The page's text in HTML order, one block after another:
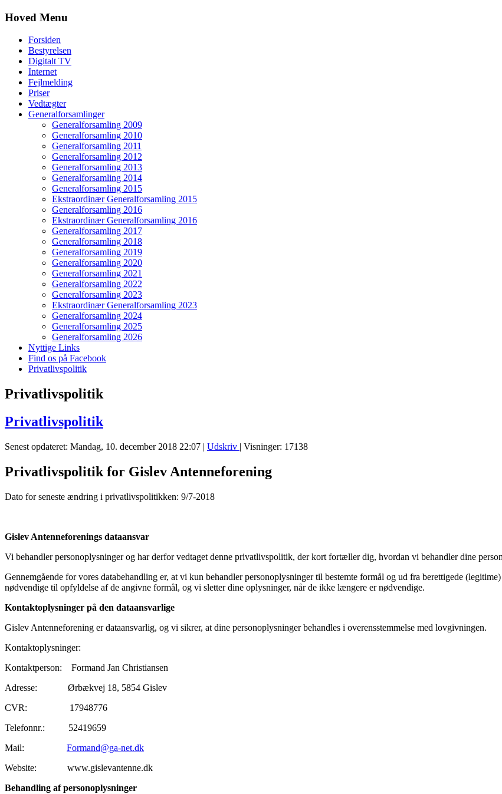
Hoved Menu
Forsiden
Bestyrelsen
Digitalt TV
Internet
Fejlmelding
Priser
Vedtægter
Generalforsamlinger
Generalforsamling 2009
Generalforsamling 2010
Generalforsamling 2011
Generalforsamling 2012
Generalforsamling 2013
Generalforsamling 2014
Generalforsamling 2015
Ekstraordinær Generalforsamling 2015
Generalforsamling 2016
Ekstraordinær Generalforsamling 2016
Generalforsamling 2017
Generalforsamling 2018
Generalforsamling 2019
Generalforsamling 2020
Generalforsamling 2021
Generalforsamling 2022
Generalforsamling 2023
Ekstraordinær Generalforsamling 2023
Generalforsamling 2024
Generalforsamling 2025
Generalforsamling 2026
Nyttige Links
Find os på Facebook
Privatlivspolitik
Privatlivspolitik
Privatlivspolitik
Senest opdateret: Mandag, 10. december 2018 22:07 | Udskriv | Visninger: 17138
Privatlivspolitik for Gislev Antenneforening
Dato for seneste ændring i privatlivspolitikken: 9/7-2018
Gislev Antenneforenings dataansvar
Vi behandler personoplysninger og har derfor vedtaget denne privatlivspolitik, der kort fortæller dig, hvordan vi behandler dine
Gennemgående for vores databehandling er, at vi kun behandler personoplysninger til bestemte formål og ud fra berettigede
nødvendige til opfyldelse af de angivne formål, og vi sletter dine oplysninger, når de ikke længere er nødvendige.
Kontaktoplysninger på den dataansvarlige
Gislev Antenneforening er dataansvarlig, og vi sikrer, at dine personoplysninger behandles i overensstemmelse med lovgivningen.
Kontaktoplysninger:
Kontaktperson: Formand Jan Christiansen
Adresse: Ørbækvej 18, 5854 Gislev
CVR: 17948776
Telefonnr.: 52419659
Mail: Formand@ga-net.dk
Website: www.gislevantenne.dk
Behandling af personoplysninger